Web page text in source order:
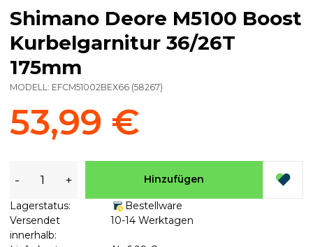
Shimano Deore M5100 Boost
Kurbelgarnitur 36/26T
175mm
MODELL: EFCM51002BEX66 (58267)
53,99 €
- + Hinzufügen
Lagerstatus:
Bestellware
Versendet
innerhalb:
10-14 Werktagen